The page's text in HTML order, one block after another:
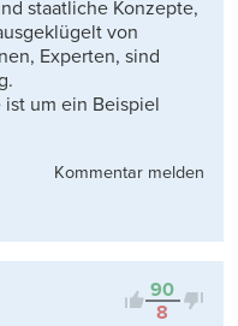
staatliche Konzepte,
von
Experten, sind
um ein Beispiel
Kommentar melden
90
8